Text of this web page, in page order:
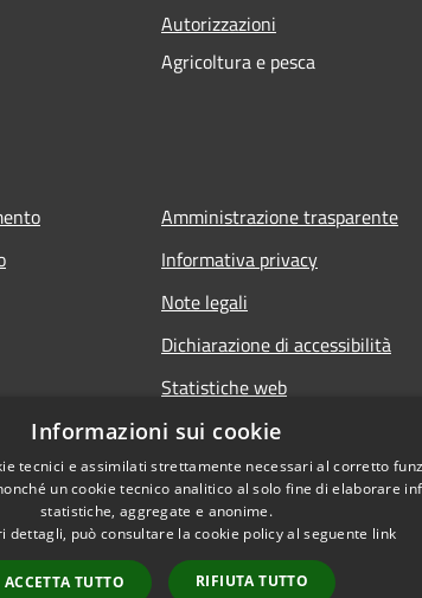
Autorizzazioni
Agricoltura e pesca
Amministrazione trasparente
Informativa privacy
Note legali
Dichiarazione di accessibilità
Statistiche web
Informazioni sui cookie
tecnici e assimilati strettamente necessari al corretto
un cookie tecnico analitico al solo fine di elaborare
statistiche, aggregate e anonime.
dettagli, può consultare la cookie policy al seguente link
ACCETTA TUTTO RIFIUTA TUTTO